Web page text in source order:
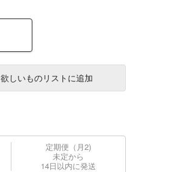
欲しいものリストに追加
定期便（月2)
未定から
14日以内に発送